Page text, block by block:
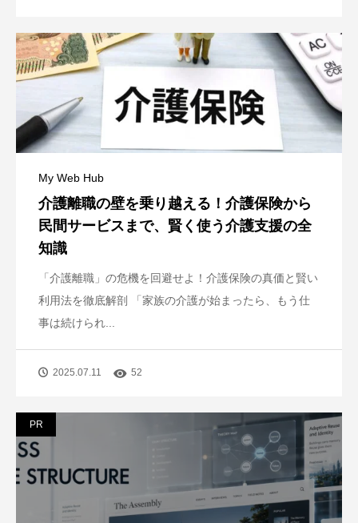
My Web Hub
介護離職の壁を乗り越える！介護保険から
民間サービスまで、賢く使う介護支援の全
知識
「介護離職」の危機を回避せよ！介護保険の真価と賢い
利用法を徹底解剖 「家族の介護が始まったら、もう仕
事は続けられ...
2025.07.11 52
PR